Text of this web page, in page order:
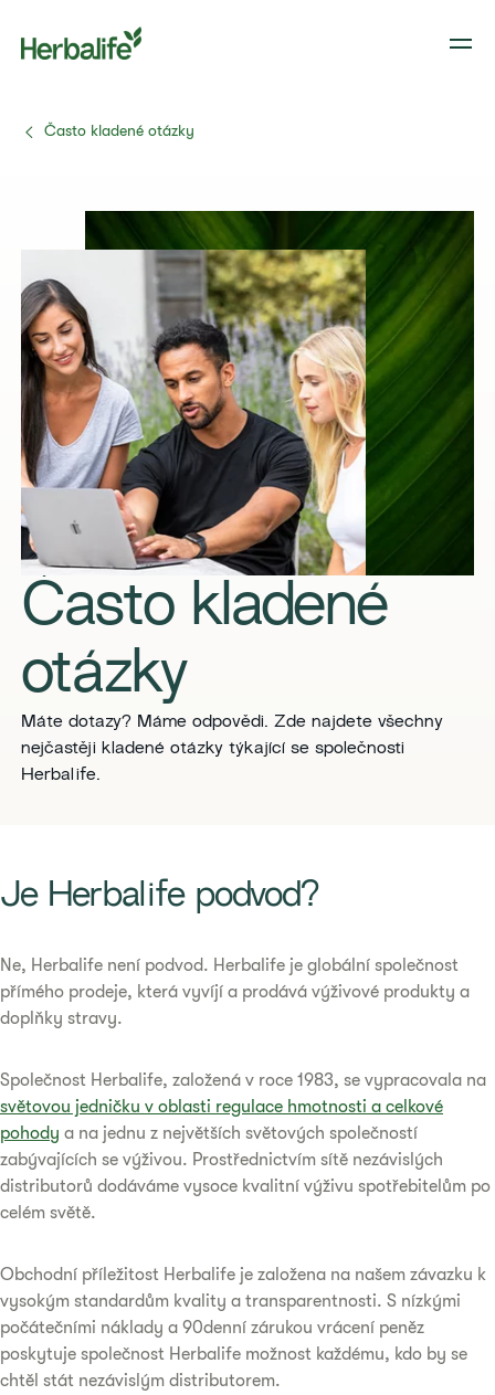
Často kladené otázky
Často kladené
otázky
Máte dotazy? Máme odpovědi. Zde najdete všechny
nejčastěji kladené otázky týkající se společnosti
Herbalife.
​​Je Herbalife podvod?​
Ne, Herbalife není podvod. Herbalife je globální společnost
přímého prodeje, která vyvíjí a prodává výživové produkty a
doplňky stravy.
Společnost Herbalife, založená v roce 1983, se vypracovala na
světovou jedničku v oblasti regulace hmotnosti a celkové
pohody a na jednu z největších světových společností
zabývajících se výživou. Prostřednictvím sítě nezávislých
distributorů dodáváme vysoce kvalitní výživu spotřebitelům po
celém světě.
Obchodní příležitost Herbalife je založena na našem závazku k
vysokým standardům kvality a transparentnosti. S nízkými
počátečními náklady a 90denní zárukou vrácení peněz
poskytuje společnost Herbalife možnost každému, kdo by se
chtěl stát nezávislým distributorem.